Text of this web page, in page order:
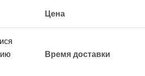
Цена
Время доставки